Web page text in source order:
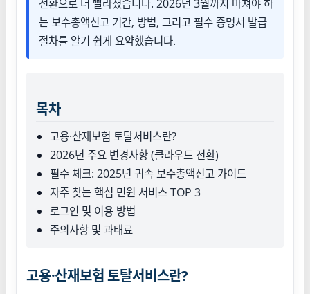
전환으로 더 빨라졌습니다. 2026년 3월까지 마쳐야 하
는 보수총액신고 기간, 방법, 그리고 필수 증명서 발급
절차를 알기 쉽게 요약했습니다.
목차
고용·산재보험 토탈서비스란?
2026년 주요 변경사항 (클라우드 전환)
필수 체크: 2025년 귀속 보수총액신고 가이드
자주 찾는 핵심 민원 서비스 TOP 3
로그인 및 이용 방법
주의사항 및 과태료
고용·산재보험 토탈서비스란?